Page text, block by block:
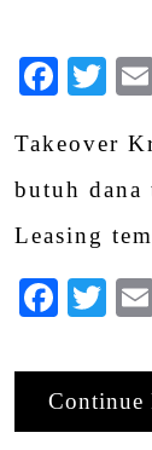
Takeover
butuh dana
Leasing
Continue